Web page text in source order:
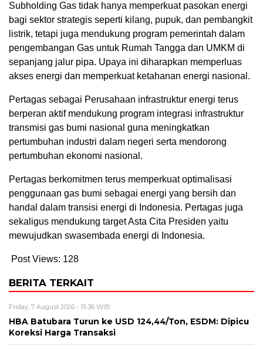
Subholding Gas tidak hanya memperkuat pasokan energi
bagi sektor strategis seperti kilang, pupuk, dan pembangkit
listrik, tetapi juga mendukung program pemerintah dalam
pengembangan Gas untuk Rumah Tangga dan UMKM di
sepanjang jalur pipa. Upaya ini diharapkan memperluas
akses energi dan memperkuat ketahanan energi nasional.
Pertagas sebagai Perusahaan infrastruktur energi terus
berperan aktif mendukung program integrasi infrastruktur
transmisi gas bumi nasional guna meningkatkan
pertumbuhan industri dalam negeri serta mendorong
pertumbuhan ekonomi nasional.
Pertagas berkomitmen terus memperkuat optimalisasi
penggunaan gas bumi sebagai energi yang bersih dan
handal dalam transisi energi di Indonesia. Pertagas juga
sekaligus mendukung target Asta Cita Presiden yaitu
mewujudkan swasembada energi di Indonesia.
Post Views: 128
BERITA TERKAIT
Friday, 7 August 2026 - 15:36 WIB
HBA Batubara Turun ke USD 124,44/Ton, ESDM: Dipicu
Koreksi Harga Transaksi